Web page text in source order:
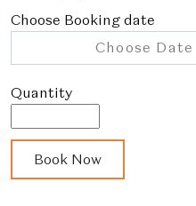
Choose Booking date
Book Now